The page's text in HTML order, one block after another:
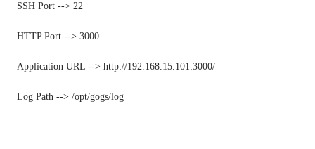
SSH Port --> 22
HTTP Port --> 3000
Application URL --> http://192.168.15.101:3000/
Log Path --> /opt/gogs/log